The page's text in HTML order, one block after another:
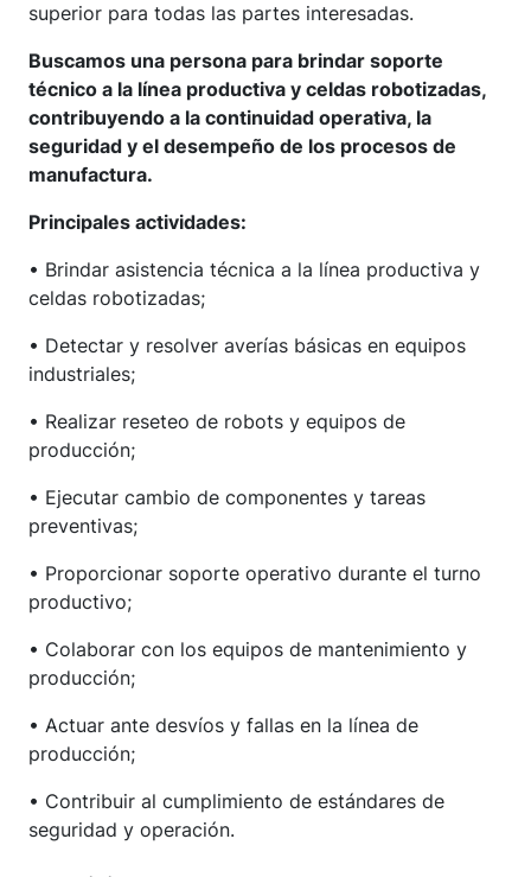
superior para todas las partes interesadas.
Buscamos una persona para brindar soporte
técnico a la línea productiva y celdas robotizadas,
contribuyendo a la continuidad operativa, la
seguridad y el desempeño de los procesos de
manufactura.
Principales actividades:
• Brindar asistencia técnica a la línea productiva y
celdas robotizadas;
• Detectar y resolver averías básicas en equipos
industriales;
• Realizar reseteo de robots y equipos de
producción;
• Ejecutar cambio de componentes y tareas
preventivas;
• Proporcionar soporte operativo durante el turno
productivo;
• Colaborar con los equipos de mantenimiento y
producción;
• Actuar ante desvíos y fallas en la línea de
producción;
• Contribuir al cumplimiento de estándares de
seguridad y operación.